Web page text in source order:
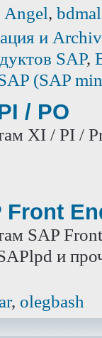
Angel,
и
SAP,
(SAP
/ РО
XI / PI /
SAP
и
, olegbash